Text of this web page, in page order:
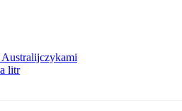
Australijczykami
litr